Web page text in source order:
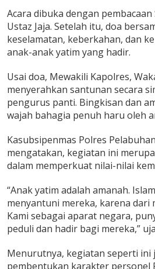
n
S
a
n
t
n
a
n
A
n
k
Y
a
t
m
S
u
a
a
Acara dibuka dengan
Ustaz Jaja. Setelah itu, doa
keselamatan, keberkahan, dan
anak-anak yatim yang hadir.
Usai doa, Mewakili Kapolres,
menyerahkan santunan secara
pengurus panti. Bingkisan dan
wajah bahagia penuh haru oleh
Kasubsipenmas Polres
mengatakan, kegiatan ini
dalam memperkuat nilai-nilai
“Anak yatim adalah amanah.
menyantuni mereka, karena
Kami sebagai aparat negara,
peduli dan hadir bagi mereka,”
Menurutnya, kegiatan seperti ini
pembentukan karakter personel